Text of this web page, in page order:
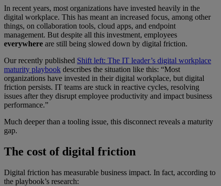
In recent years, most organizations have invested heavily in the
digital workplace. This has meant an increased focus, among other
things, on collaboration tools, cloud apps, and endpoint
management. But despite all this investment, employees
everywhere are still being slowed down by digital friction.
Our recently published Shift left: The IT leader’s digital workplace
maturity playbook describes the situation like this: “Most
organizations have invested in their digital workplace, but digital
friction persists. IT teams are stuck in reactive cycles, resolving
issues after they disrupt employee productivity and impact business
performance.”
Much deeper than a tooling issue, this disconnect reveals a maturity
gap.
The cost of digital friction
Digital friction has measurable business impact. In fact, according to
the playbook’s research: